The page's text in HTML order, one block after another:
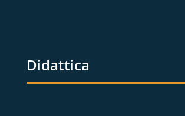
Didattica